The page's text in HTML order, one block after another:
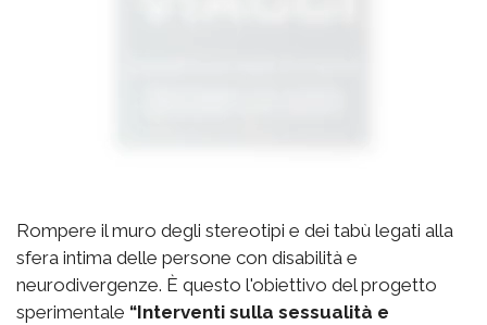
Rompere il muro degli stereotipi e dei tabù legati alla
sfera intima delle persone con disabilità e
neurodivergenze. È questo l'obiettivo del progetto
sperimentale “Interventi sulla sessualità e